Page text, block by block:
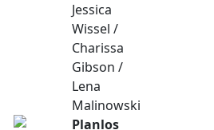
Jessica
Wissel /
Charissa
Gibson /
Lena
Malinowski
Planlos